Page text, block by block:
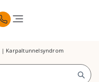
| Karpaltunnelsyndrom